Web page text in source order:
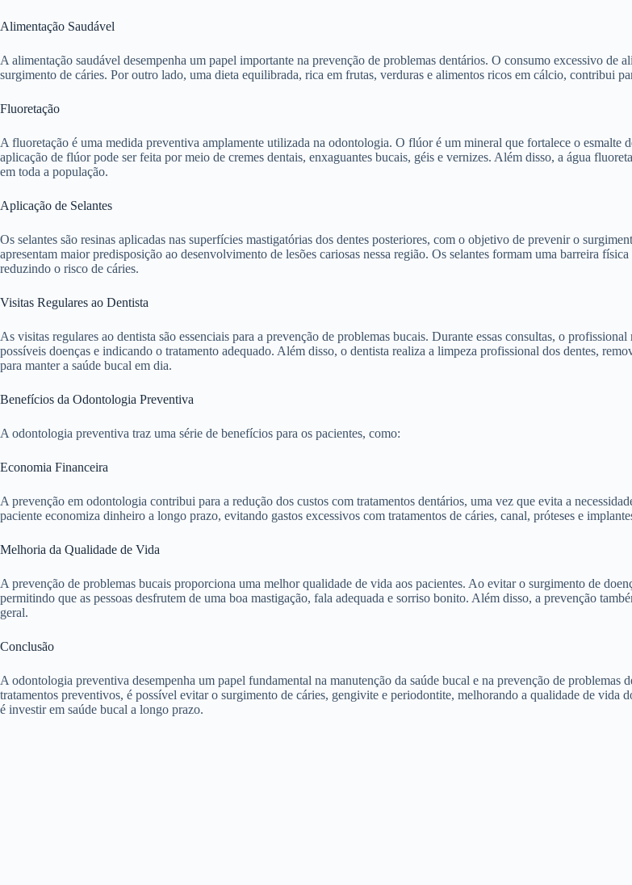
Alimentação Saudável
A alimentação saudável desempenha um papel importante na prevenção de problemas dentários. O consumo excessivo de
surgimento de cáries. Por outro lado, uma dieta equilibrada, rica em frutas, verduras e alimentos ricos em cálcio, contribui
Fluoretação
A fluoretação é uma medida preventiva amplamente utilizada na odontologia. O flúor é um mineral que fortalece o esmalte
aplicação de flúor pode ser feita por meio de cremes dentais, enxaguantes bucais, géis e vernizes. Além disso, a água
em toda a população.
Aplicação de Selantes
Os selantes são resinas aplicadas nas superfícies mastigatórias dos dentes posteriores, com o objetivo de prevenir o
apresentam maior predisposição ao desenvolvimento de lesões cariosas nessa região. Os selantes formam uma barreira
reduzindo o risco de cáries.
Visitas Regulares ao Dentista
As visitas regulares ao dentista são essenciais para a prevenção de problemas bucais. Durante essas consultas, o
possíveis doenças e indicando o tratamento adequado. Além disso, o dentista realiza a limpeza profissional dos dentes,
para manter a saúde bucal em dia.
Benefícios da Odontologia Preventiva
A odontologia preventiva traz uma série de benefícios para os pacientes, como:
Economia Financeira
A prevenção em odontologia contribui para a redução dos custos com tratamentos dentários, uma vez que evita a
paciente economiza dinheiro a longo prazo, evitando gastos excessivos com tratamentos de cáries, canal, próteses e
Melhoria da Qualidade de Vida
A prevenção de problemas bucais proporciona uma melhor qualidade de vida aos pacientes. Ao evitar o surgimento de
permitindo que as pessoas desfrutem de uma boa mastigação, fala adequada e sorriso bonito. Além disso, a prevenção
geral.
Conclusão
A odontologia preventiva desempenha um papel fundamental na manutenção da saúde bucal e na prevenção de problemas
tratamentos preventivos, é possível evitar o surgimento de cáries, gengivite e periodontite, melhorando a qualidade de vida
é investir em saúde bucal a longo prazo.